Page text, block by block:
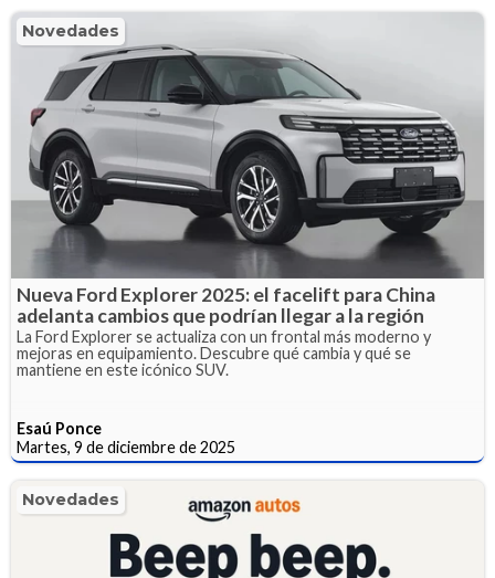
Novedades
Nueva Ford Explorer 2025: el facelift para China
adelanta cambios que podrían llegar a la región
La Ford Explorer se actualiza con un frontal más moderno y
mejoras en equipamiento. Descubre qué cambia y qué se
mantiene en este icónico SUV.
Esaú Ponce
Martes, 9 de diciembre de 2025
Novedades